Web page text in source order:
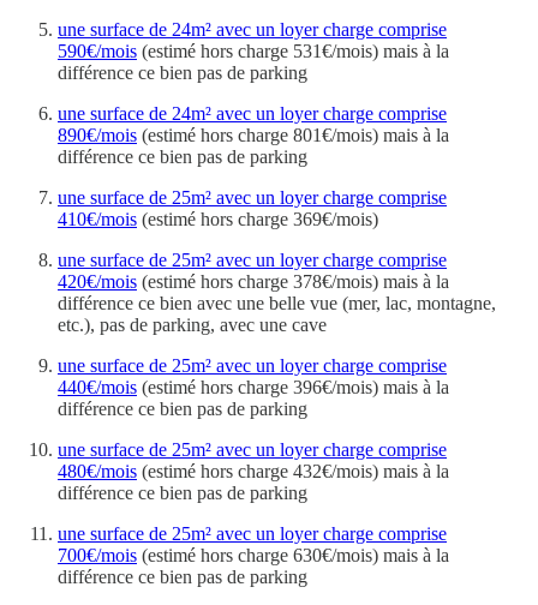
une surface de 24m² avec un loyer charge comprise
590€/mois (estimé hors charge 531€/mois) mais à la
différence ce bien pas de parking
une surface de 24m² avec un loyer charge comprise
890€/mois (estimé hors charge 801€/mois) mais à la
différence ce bien pas de parking
une surface de 25m² avec un loyer charge comprise
410€/mois (estimé hors charge 369€/mois)
une surface de 25m² avec un loyer charge comprise
420€/mois (estimé hors charge 378€/mois) mais à la
différence ce bien avec une belle vue (mer, lac, montagne,
etc.), pas de parking, avec une cave
une surface de 25m² avec un loyer charge comprise
440€/mois (estimé hors charge 396€/mois) mais à la
différence ce bien pas de parking
une surface de 25m² avec un loyer charge comprise
480€/mois (estimé hors charge 432€/mois) mais à la
différence ce bien pas de parking
une surface de 25m² avec un loyer charge comprise
700€/mois (estimé hors charge 630€/mois) mais à la
différence ce bien pas de parking